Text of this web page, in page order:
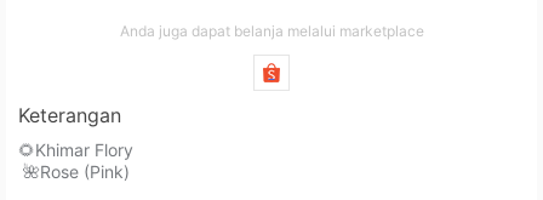
Anda juga dapat belanja melalui marketplace
Keterangan
🌻Khimar Flory⁣ ⁣⁣⁣⁣⁣
⁣⁣⁣ 🌺Rose (Pink)⁣ ⁣⁣